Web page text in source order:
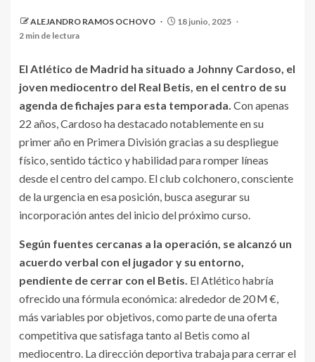
ALEJANDRO RAMOS OCHOVO
18 junio, 2025
2 min de lectura
El Atlético de Madrid ha situado a Johnny Cardoso, el
joven mediocentro del Real Betis, en el centro de su
agenda de fichajes para esta temporada. Con apenas
22 años, Cardoso ha destacado notablemente en su
primer año en Primera División gracias a su despliegue
físico, sentido táctico y habilidad para romper líneas
desde el centro del campo. El club colchonero, consciente
de la urgencia en esa posición, busca asegurar su
incorporación antes del inicio del próximo curso.
Según fuentes cercanas a la operación, se alcanzó un
acuerdo verbal con el jugador y su entorno,
pendiente de cerrar con el Betis. El Atlético habría
ofrecido una fórmula económica: alrededor de 20 M €,
más variables por objetivos, como parte de una oferta
competitiva que satisfaga tanto al Betis como al
mediocentro. La dirección deportiva trabaja para cerrar el